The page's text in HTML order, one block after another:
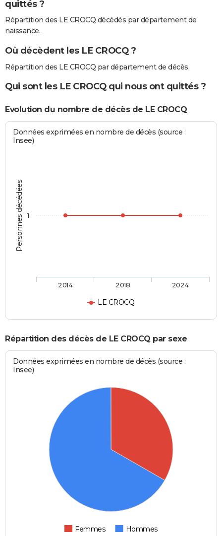
quittés ?
Répartition des LE CROCQ décédés par département de
naissance.
Où décèdent les LE CROCQ ?
Répartition des LE CROCQ par département de décès.
Qui sont les LE CROCQ qui nous ont quittés ?
Evolution du nombre de décès de LE CROCQ
Personnes décédées
Données exprimées en nombre de décès (source :
Insee)
LE CROCQ
2014 2018 2024
1
Répartition des décès de LE CROCQ par sexe
Données exprimées en nombre de décès (source :
Insee)
Femmes Hommes